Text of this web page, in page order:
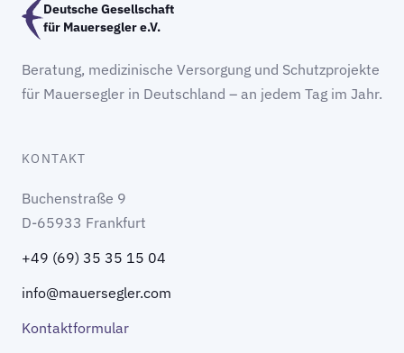
Deutsche Gesellschaft
für Mauersegler e.V.
Beratung, medizinische Versorgung und Schutzprojekte
für Mauersegler in Deutschland – an jedem Tag im Jahr.
KONTAKT
Buchenstraße 9
D-65933 Frankfurt
+49 (69) 35 35 15 04
info@mauersegler.com
Kontaktformular